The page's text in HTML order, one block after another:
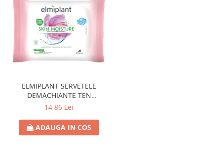
ELMIPLANT SERVETELE
DEMACHIANTE TEN
SENSIBIL/USCAT, 25 BUC.
14,86 Lei
ADAUGA IN COS